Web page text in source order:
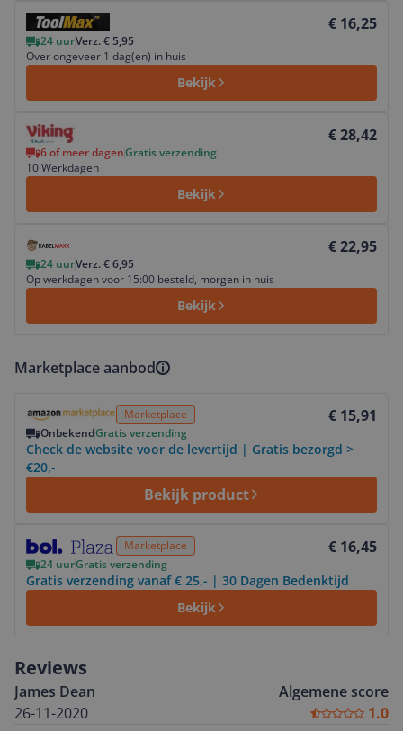
€ 16,25
24 uurVerz. € 5,95
Over ongeveer 1 dag(en) in huis
Bekijk
Bekijk product
€ 28,42
6 of meer dagenGratis verzending
10 Werkdagen
Bekijk
Bekijk product
€ 22,95
24 uurVerz. € 6,95
Op werkdagen voor 15:00 besteld, morgen in huis
Bekijk
Marketplace aanbod
Marketplace € 15,91
OnbekendGratis verzending
Check de website voor de levertijd | Gratis bezorgd >
€20,-
Bekijk product
Marketplace € 16,45
24 uurGratis verzending
Gratis verzending vanaf € 25,- | 30 Dagen Bedenktijd
Bekijk
Reviews
James Dean
26-11-2020
Algemene score
1.0